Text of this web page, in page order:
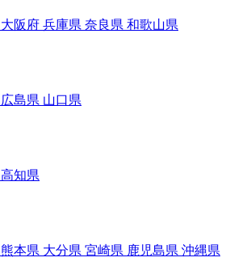
大阪府 兵庫県 奈良県 和歌山県
広島県 山口県
高知県
熊本県 大分県 宮崎県 鹿児島県 沖縄県